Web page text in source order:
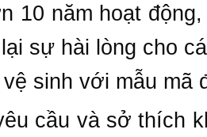
10 năm hoạt
sự hài lòng cho
sinh với mẫu mã
cầu và sở thích